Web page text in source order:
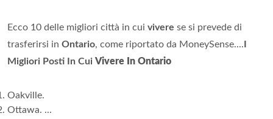
Ecco 10 delle migliori città in cui vivere se si prevede di
trasferirsi in Ontario, come riportato da MoneySense....
Migliori Posti In Cui Vivere In Ontario
Oakville.
Ottawa. ...